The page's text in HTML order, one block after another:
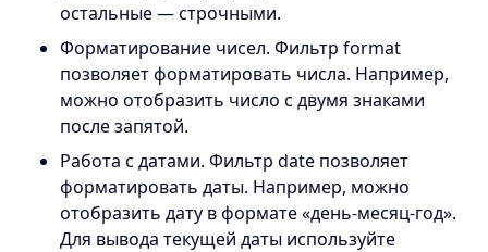
остальные — строчными.
Форматирование чисел. Фильтр format
позволяет форматировать числа. Например,
можно отобразить число с двумя знаками
после запятой.
Работа с датами. Фильтр date позволяет
форматировать даты. Например, можно
отобразить дату в формате «день-месяц-год».
Для вывода текущей даты используйте